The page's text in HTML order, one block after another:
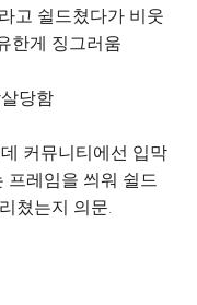
고 쉴드쳤다가 비웃
한게 징그러움
당함
커뮤니티에선 입막
프레임을 씌워 쉴드
쳤는지 의문.